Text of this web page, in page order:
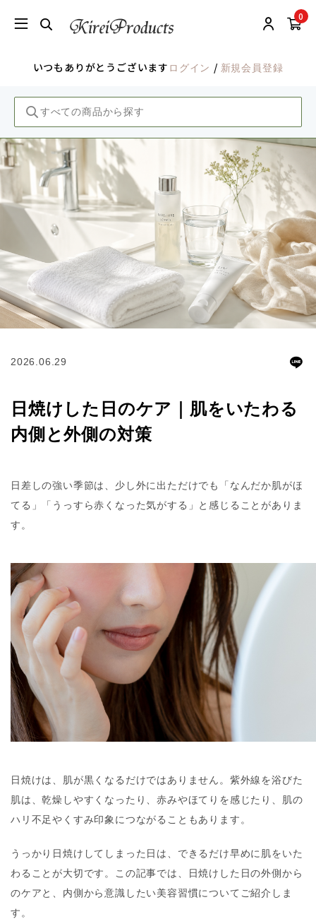
0
いつもありがとうございます ログイン / 新規会員登録
2026.06.29
日焼けした日のケア｜肌をいたわる
内側と外側の対策
日差しの強い季節は、少し外に出ただけでも「なんだか肌がほ
てる」「うっすら赤くなった気がする」と感じることがありま
す。
日焼けは、肌が黒くなるだけではありません。紫外線を浴びた
肌は、乾燥しやすくなったり、赤みやほてりを感じたり、肌の
ハリ不足やくすみ印象につながることもあります。
うっかり日焼けしてしまった日は、できるだけ早めに肌をいた
わることが大切です。この記事では、日焼けした日の外側から
のケアと、内側から意識したい美容習慣についてご紹介しま
す。